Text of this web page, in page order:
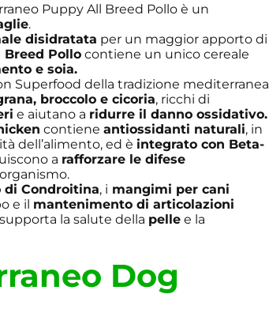
Puppy All Breed Pollo è un
.
disidratata per un maggior apporto di
Pollo contiene un unico cereale
e soia.
Superfood della tradizione mediterranea
broccolo e cicoria, ricchi di
e aiutano a ridurre il danno ossidativo.
contieneantiossidanti naturali, in
dell’alimento, ed è integrato con Beta-
a rafforzare le difese
di Condroitina, i mangimi per cani
e il mantenimento di articolazioni
supporta la salute della pelle e la
Dog